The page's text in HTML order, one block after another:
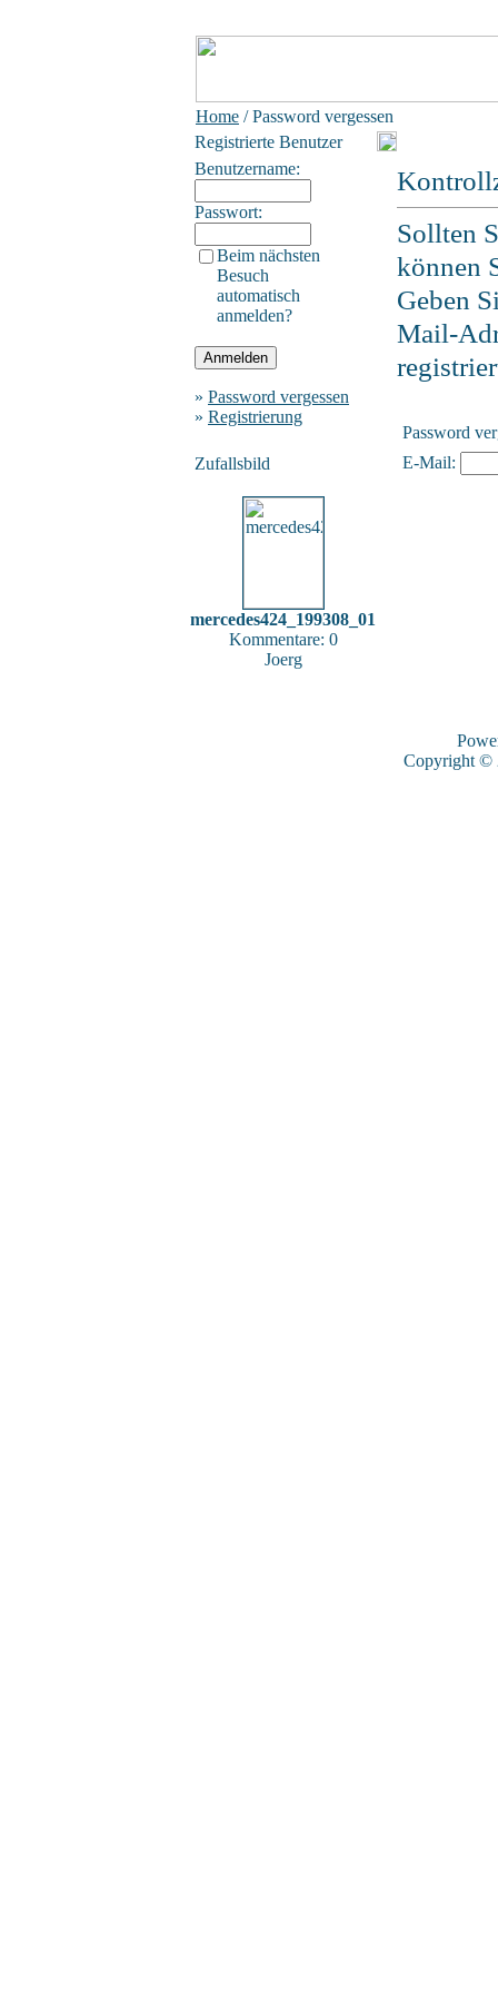
Home / Password vergessen
Registrierte Benutzer
Benutzername:
Passwort:
Beim nächsten
Besuch
automatisch
anmelden?
» Password vergessen
» Registrierung
Zufallsbild
mercedes424_199308_01
Kommentare: 0
Joerg
Sollten
können
Geben
Mail-
Password
E-Mail:
Copyright ©